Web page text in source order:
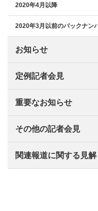
2020年4月以降
2020年3月以前のバックナン
お知らせ
定例記者会見
重要なお知らせ
その他の記者会見
関連報道に関する見解